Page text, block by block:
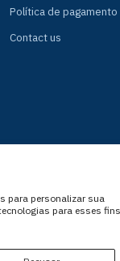
para personalizar sua
para esses fins
Política de pagamento
Contact us